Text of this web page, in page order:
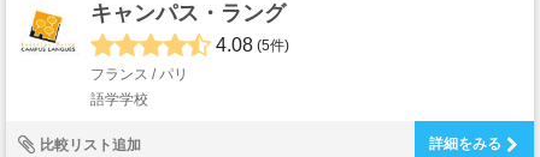
キャンパス・ラング
4.08 (5件)
フランス / パリ
語学学校
比較リスト追加 詳細をみる